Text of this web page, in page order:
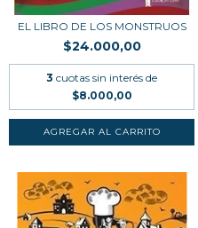
EL LIBRO DE LOS MONSTRUOS
$24.000,00
3 cuotas sin interés de
$8.000,00